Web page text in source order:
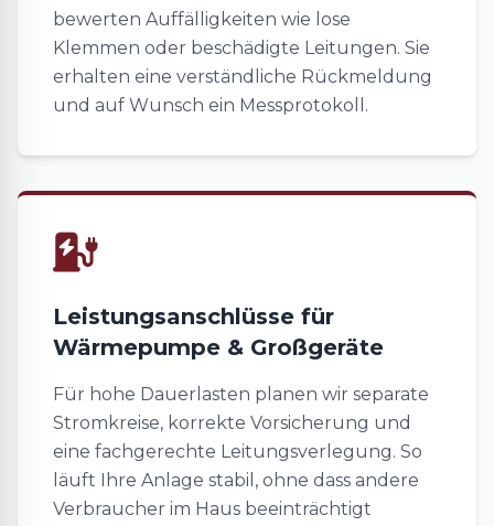
bewerten Auffälligkeiten wie lose
Klemmen oder beschädigte Leitungen. Sie
erhalten eine verständliche Rückmeldung
und auf Wunsch ein Messprotokoll.
Leistungsanschlüsse für
Wärmepumpe & Großgeräte
Für hohe Dauerlasten planen wir separate
Stromkreise, korrekte Vorsicherung und
eine fachgerechte Leitungsverlegung. So
läuft Ihre Anlage stabil, ohne dass andere
Verbraucher im Haus beeinträchtigt